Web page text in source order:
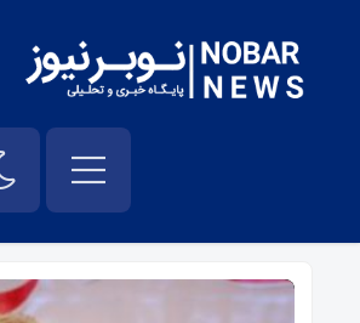
بهره برداری از معدن – نوبر نیوز